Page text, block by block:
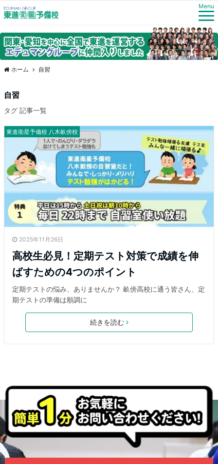
Menu
ホーム 自習
自習
タグ 記事一覧
東進衛星予備校 八木畝傍校
2025年11月26日
高校生必見！定期テスト対策で成績を伸
ばすための4つのポイント
定期テストの悩み、ありませんか？ 畝傍高校に通う皆さん、定
期テストの準備は順調に
続きを読む